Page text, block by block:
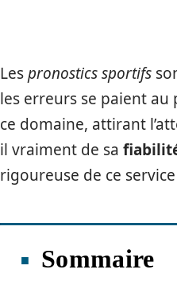
Lespronostics sportifs
les erreurs se paient au
ce domaine, attirant
il vraiment de sa
rigoureuse de ce
Sommaire